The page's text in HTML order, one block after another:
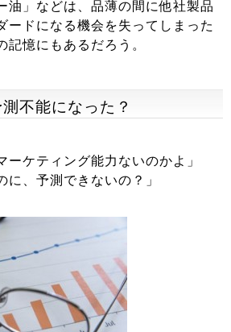
油」などは、品薄の間に他社製品
ードになる機会を失ってしまった
記憶にもあるだろう。
不能になった？
ーケティング能力ないのかよ」
に、予測できないの？」